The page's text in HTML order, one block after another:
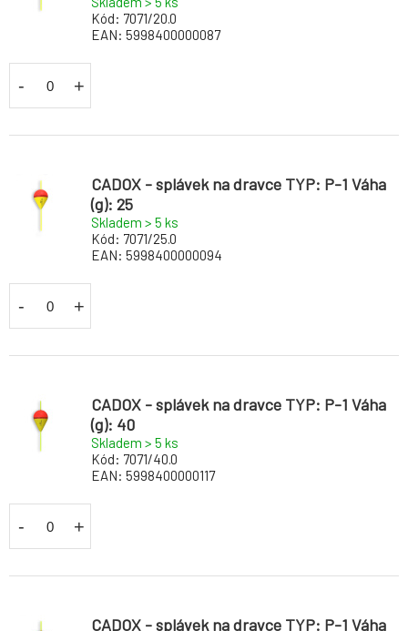
Kód: 7071/20.0
EAN: 5998400000087
- +
CADOX - splávek na dravce TYP: P-1 Váha
(g): 25
Skladem > 5 ks
Kód: 7071/25.0
EAN: 5998400000094
- +
CADOX - splávek na dravce TYP: P-1 Váha
(g): 40
Skladem > 5 ks
Kód: 7071/40.0
EAN: 5998400000117
- +
CADOX - splávek na dravce TYP: P-1 Váha